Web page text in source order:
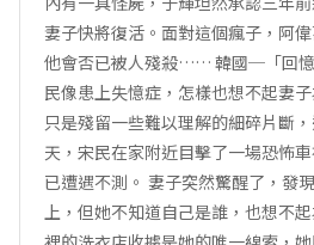
妻子快將復活。面對這個瘋子，阿
他會否已被人殘殺…… 韓國─「回
民像患上失憶症，怎樣也想不起妻
只是殘留一些難以理解的細碎片斷
天，宋民在家附近目擊了一場恐怖
已遭遇不測。 妻子突然驚醒了，發
上，但她不知道自己是誰，也想不